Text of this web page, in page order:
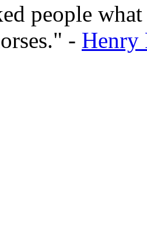
people
- Henry